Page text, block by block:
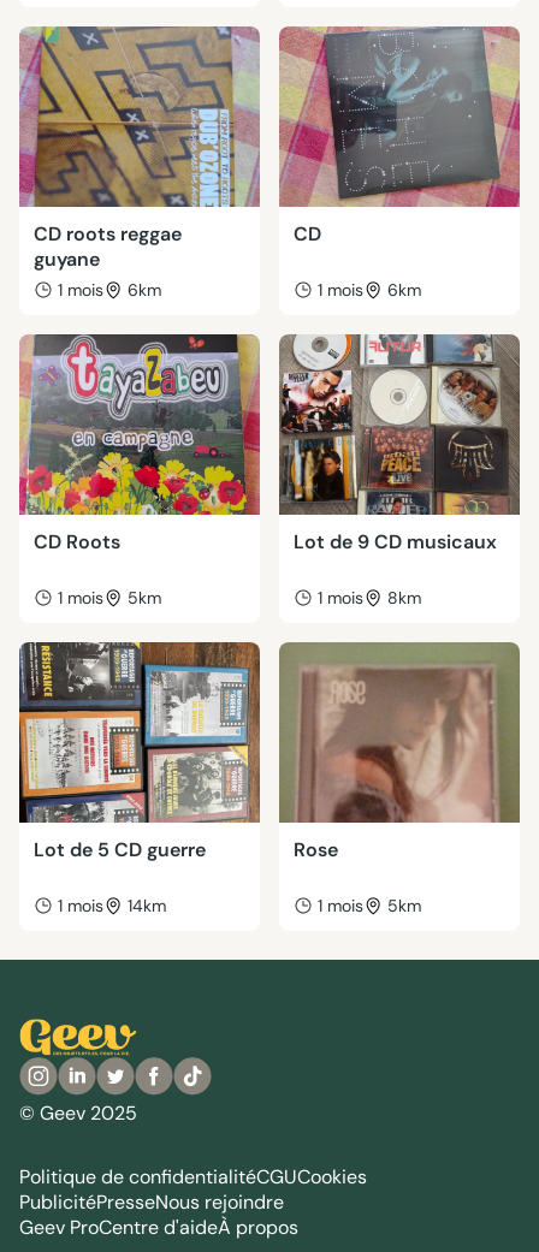
CD roots reggae
guyane
1 mois 6km
CD
1 mois 6km
CD Roots
1 mois 5km
Lot de 9 CD musicaux
1 mois 8km
Lot de 5 CD guerre
1 mois 14km
Rose
1 mois 5km
© Geev 2025
Politique de confidentialitéCGUCookies
PublicitéPresseNous rejoindre
Geev ProCentre d'aideÀ propos